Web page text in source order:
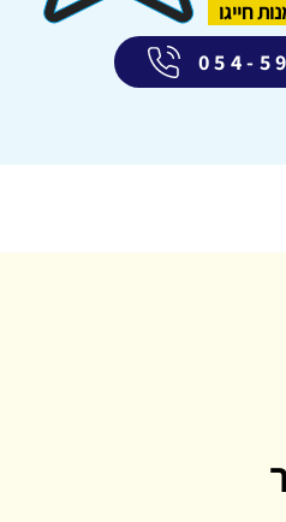
חייגו
054-